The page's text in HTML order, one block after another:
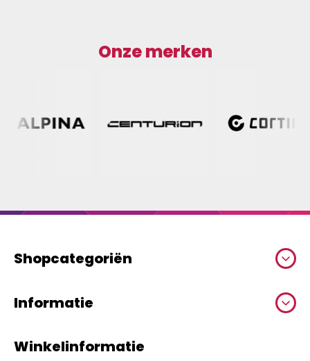
Onze merken
Shopcategoriën
Informatie
Winkelinformatie